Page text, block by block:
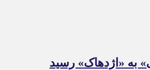
به «اژدهاک» رسید